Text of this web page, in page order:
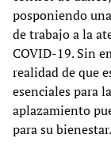
posponiendo
de trabajo a la
COVID-19. Sin
realidad de que
esenciales para
aplazamiento
para su bienestar.